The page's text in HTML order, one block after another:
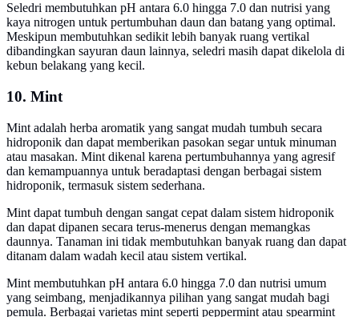
Seledri membutuhkan pH antara 6.0 hingga 7.0 dan nutrisi yang
kaya nitrogen untuk pertumbuhan daun dan batang yang optimal.
Meskipun membutuhkan sedikit lebih banyak ruang vertikal
dibandingkan sayuran daun lainnya, seledri masih dapat dikelola di
kebun belakang yang kecil.
10. Mint
Mint adalah herba aromatik yang sangat mudah tumbuh secara
hidroponik dan dapat memberikan pasokan segar untuk minuman
atau masakan. Mint dikenal karena pertumbuhannya yang agresif
dan kemampuannya untuk beradaptasi dengan berbagai sistem
hidroponik, termasuk sistem sederhana.
Mint dapat tumbuh dengan sangat cepat dalam sistem hidroponik
dan dapat dipanen secara terus-menerus dengan memangkas
daunnya. Tanaman ini tidak membutuhkan banyak ruang dan dapat
ditanam dalam wadah kecil atau sistem vertikal.
Mint membutuhkan pH antara 6.0 hingga 7.0 dan nutrisi umum
yang seimbang, menjadikannya pilihan yang sangat mudah bagi
pemula. Berbagai varietas mint seperti peppermint atau spearmint